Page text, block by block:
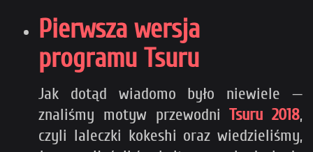
Pierwsza wersja
programu Tsuru
Jak dotąd wiadomo było niewiele —
znaliśmy motyw przewodniTsuru 2018,
czyli laleczki kokeshi oraz wiedzieliśmy,